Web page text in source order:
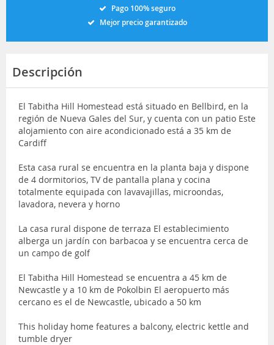
Pago 100% seguro
Mejor precio garantizado
Descripción
El Tabitha Hill Homestead está situado en Bellbird, en la
región de Nueva Gales del Sur, y cuenta con un patio Este
alojamiento con aire acondicionado está a 35 km de
Cardiff
Esta casa rural se encuentra en la planta baja y dispone
de 4 dormitorios, TV de pantalla plana y cocina
totalmente equipada con lavavajillas, microondas,
lavadora, nevera y horno
La casa rural dispone de terraza El establecimiento
alberga un jardín con barbacoa y se encuentra cerca de
un campo de golf
El Tabitha Hill Homestead se encuentra a 45 km de
Newcastle y a 10 km de Pokolbin El aeropuerto más
cercano es el de Newcastle, ubicado a 50 km
This holiday home features a balcony, electric kettle and
tumble dryer